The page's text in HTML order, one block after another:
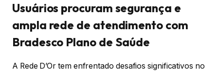
Usuários procuram segurança e
ampla rede de atendimento com
Bradesco Plano de Saúde
A Rede D’Or tem enfrentado desafios significativos no